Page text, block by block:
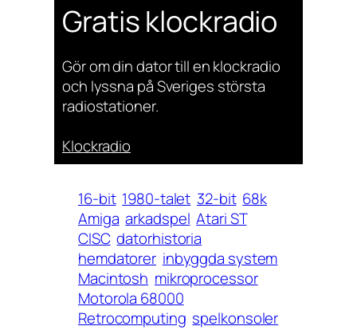
Gratis klockradio
Gör om din dator till en klockradio
och lyssna på Sveriges största
radiostationer.
Klockradio
16-bit 1980-talet 32-bit 68k
Amiga arkadspel Atari ST
CISC datorhistoria
hemdatorer inbyggda system
Macintosh mikroprocessor
Motorola 68000
Retrocomputing spelkonsoler